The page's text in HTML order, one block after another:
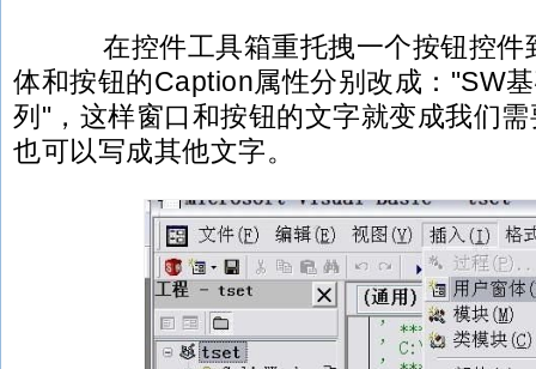
在控件工具箱重托拽一个按钮控件
体和按钮的Caption属性分别改成："SW
列"，这样窗口和按钮的文字就变成我们
也可以写成其他文字。